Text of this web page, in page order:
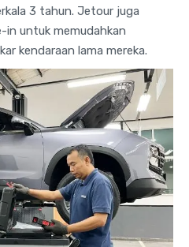
3 tahun. Jetour juga
untuk memudahkan
kendaraan lama mereka.